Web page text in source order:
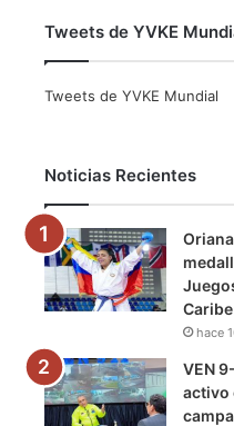
c
o
k
i
r
u
e
Tweets de YVKE
Tweets de YVKE Mundial
Noticias Recientes
hace
VEN
activo